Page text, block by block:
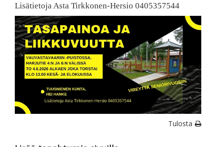
Lisätietoja Asta Tirkkonen-Hersio 0405357544
Tulosta